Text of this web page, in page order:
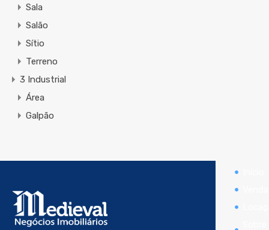
Sala
Salão
Sítio
Terreno
3 Industrial
Área
Galpão